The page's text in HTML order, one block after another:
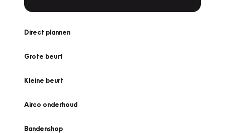
Direct plannen
Grote beurt
Kleine beurt
Airco onderhoud
Bandenshop